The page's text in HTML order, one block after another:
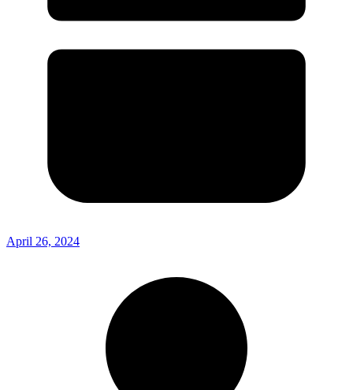
April 26, 2024